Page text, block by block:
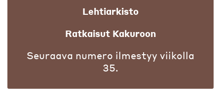
Lehtiarkisto
Ratkaisut Kakuroon
Seuraava numero ilmestyy viikolla
35.